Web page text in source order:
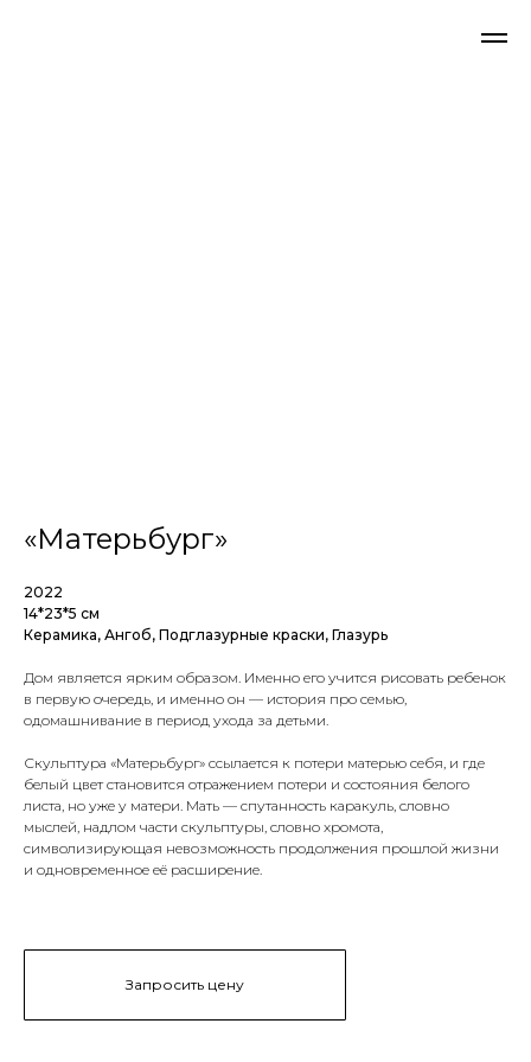
«Матерьбург»
2022
14*23*5 см
Керамика, Ангоб, Подглазурные краски, Глазурь
Дом является ярким образом. Именно его учится рисовать ребенок
в первую очередь, и именно он — история про семью,
одомашнивание в период ухода за детьми.
Скульптура «Матерьбург» ссылается к потери матерью себя, и где
белый цвет становится отражением потери и состояния белого
листа, но уже у матери. Мать — спутанность каракуль, словно
мыслей, надлом части скульптуры, словно хромота,
символизирующая невозможность продолжения прошлой жизни
и одновременное её расширение.
Запросить цену